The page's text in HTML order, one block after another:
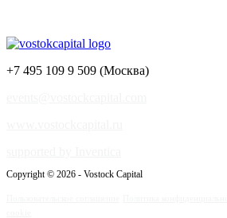
+7 495 109 9 509 (Москва)
Copyright © 2026 - Vostock Capital